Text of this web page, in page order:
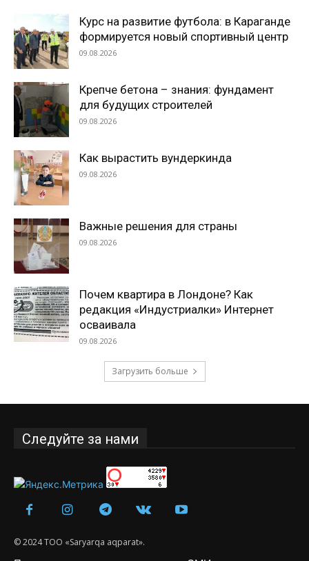
Курс на развитие футбола: в Караганде
формируется новый спортивный центр
09.08.2026
Крепче бетона – знания: фундамент
для будущих строителей
09.08.2026
Как вырастить вундеркинда
09.08.2026
Важные решения для страны
09.08.2026
Почем квартира в Лондоне? Как
редакция «Индустриалки» Интернет
осваивала
09.08.2026
Загрузить больше
Следуйте за нами
© 2024 ТОО «Saryarqa aqparat».